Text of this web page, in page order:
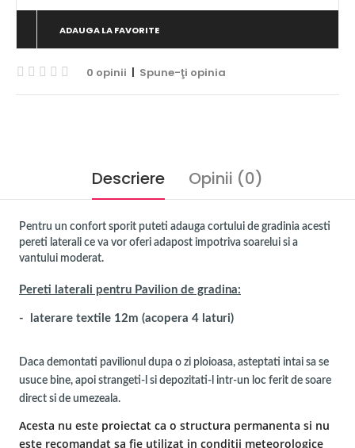
ADAUGA LA FAVORITE
0 opinii | Spune-ţi opinia
Descriere Opinii (0)
Pentru un confort sporit puteti adauga cortului de gradinia acesti
pereti laterali ce va vor oferi adapost impotriva soarelui si a
vantului moderat.
Pereti laterali pentru Pavilion de gradina:
- laterare textile 12m (acopera 4 laturi)
Daca demontati pavilionul dupa o zi ploioasa, asteptati intai sa se
usuce bine, apoi strangeti-l si depozitati-l intr-un loc ferit de soare
direct si de umezeala.
Acesta nu este proiectat ca o structura permanenta si nu
este recomandat sa fie utilizat in conditii meteorologice